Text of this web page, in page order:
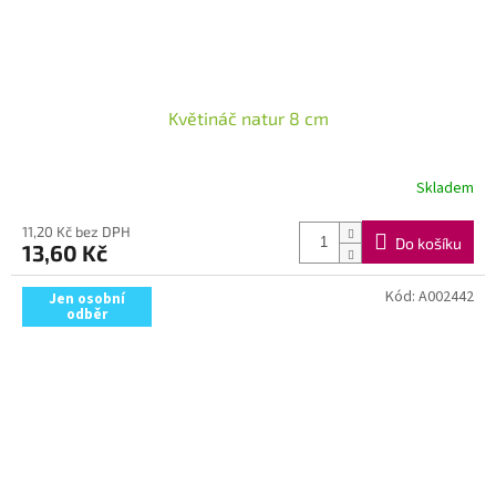
Květináč natur 8 cm
Skladem
11,20 Kč bez DPH
13,60 Kč Do košíku
Jen osobní
odběr
Kód: A002442